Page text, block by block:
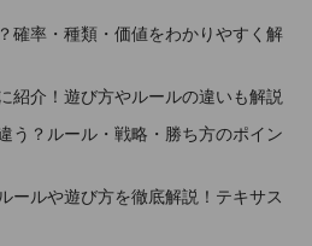
確率・種類・価値をわかりやすく解
紹介！遊び方やルールの違いも解説
う？ルール・戦略・勝ち方のポイン
ールや遊び方を徹底解説！テキサス